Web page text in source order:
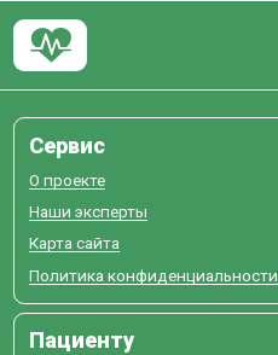
Сервис
О проекте
Наши эксперты
Карта сайта
Политика конфиденциальности
Пациенту